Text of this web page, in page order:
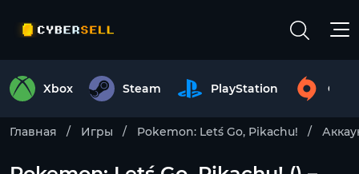
Xbox Steam PlayStation
Главная Игры Pokemon: Let´s Go, Pikachu!